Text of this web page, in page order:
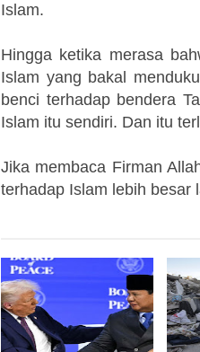
Islam.
Hingga ketika merasa
Islam yang bakal
benci terhadap bendera
Islam itu sendiri. Dan itu
Jika membaca Firman
terhadap Islam lebih besar